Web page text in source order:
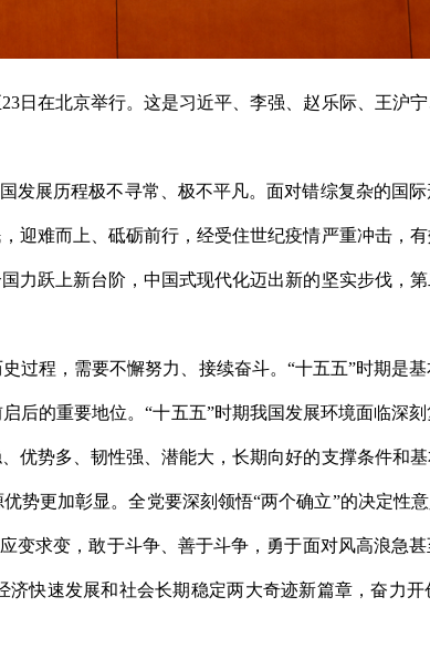
日在北京举行。这是习近平、李强、赵乐际、王沪
发展历程极不寻常、极不平凡。面对错综复杂的国
迎难而上、砥砺前行，经受住世纪疫情严重冲击，
力跃上新台阶，中国式现代化迈出新的坚实步伐，
过程，需要不懈努力、接续奋斗。“十五五”时期是
后的重要地位。“十五五”时期我国发展环境面临深
优势多、韧性强、潜能大，长期向好的支撑条件和
更加彰显。全党要深刻领悟“两个确立”的决定性
变求变，敢于斗争、善于斗争，勇于面对风高浪急甚
快速发展和社会长期稳定两大奇迹新篇章，奋力